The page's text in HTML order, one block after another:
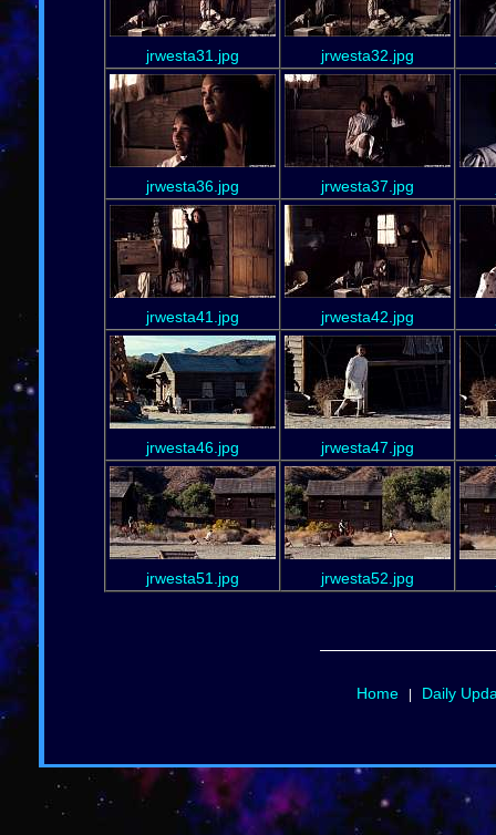
jrwesta31.jpg jrwesta32.jpg
jrwesta36.jpg jrwesta37.jpg
jrwesta41.jpg jrwesta42.jpg
jrwesta46.jpg jrwesta47.jpg
jrwesta51.jpg jrwesta52.jpg
Home| Daily